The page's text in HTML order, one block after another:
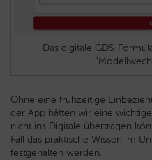
Das digitale GDS-
Ohne eine frühzeitige
der App hätten wir eine
nicht ins Digitale übertragen
Fall das praktische Wissen im
festgehalten werden.